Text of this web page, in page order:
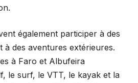
également participer à des
à des aventures extérieures.
à Faro et Albufeira
le surf, le VTT, le kayak et la